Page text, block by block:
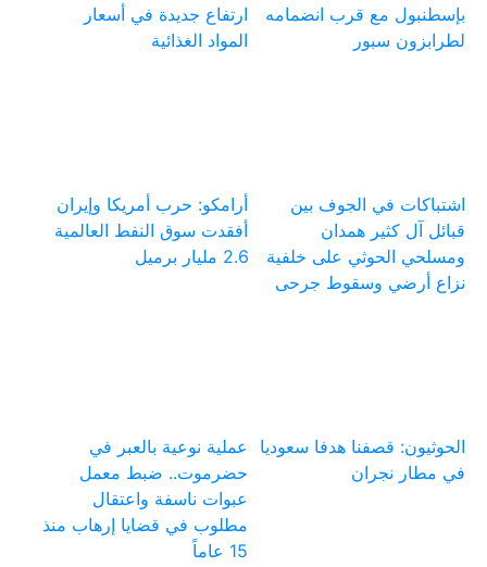
بإسطنبول مع قرب انضمامه
لطرابزون سبور
ارتفاع جديدة في أسعار
المواد الغذائية
اشتباكات في الجوف بين
قبائل آل كثير همدان
ومسلحي الحوثي على خلفية
نزاع أرضي وسقوط جرحى
أرامكو: حرب أمريكا وإيران
أفقدت سوق النفط العالمية
2.6 مليار برميل
الحوثيون: قصفنا هدفا سعوديا
في مطار نجران
عملية نوعية بالعبر في
حضرموت.. ضبط معمل
عبوات ناسفة واعتقال
مطلوب في قضايا إرهاب منذ
15 عاماً